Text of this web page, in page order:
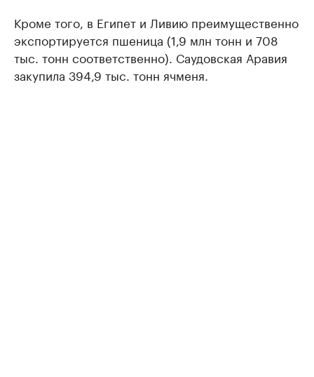
Кроме того, в Египет и Ливию преимущественно
экспортируется пшеница (1,9 млн тонн и 708
тыс. тонн соответственно). Саудовская Аравия
закупила 394,9 тыс. тонн ячменя.